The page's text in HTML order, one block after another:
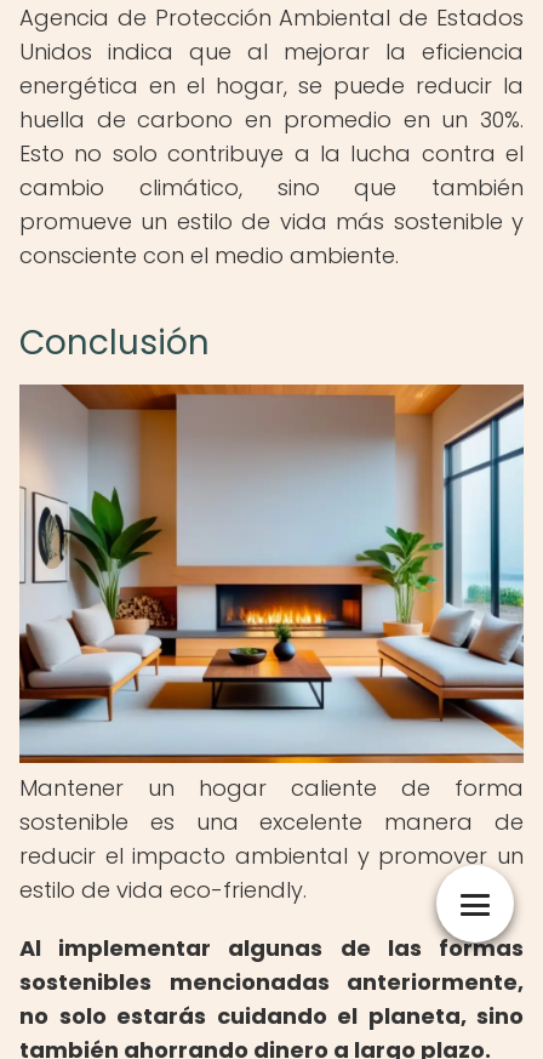
Agencia de Protección Ambiental de Estados
Unidos indica que al mejorar la eficiencia
energética en el hogar, se puede reducir la
huella de carbono en promedio en un 30%.
Esto no solo contribuye a la lucha contra el
cambio climático, sino que también
promueve un estilo de vida más sostenible y
consciente con el medio ambiente.
Conclusión
Mantener un hogar caliente de forma
sostenible es una excelente manera de
reducir el impacto ambiental y promover un
estilo de vida eco-friendly.
Al implementar algunas de las formas
sostenibles mencionadas anteriormente,
no solo estarás cuidando el planeta, sino
también ahorrando dinero a largo plazo.